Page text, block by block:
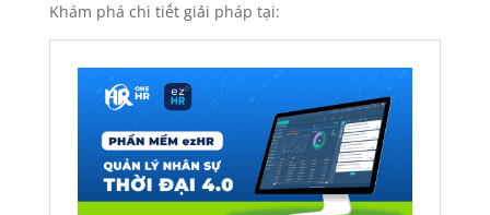
Khám phá chi tiết giải pháp tại: